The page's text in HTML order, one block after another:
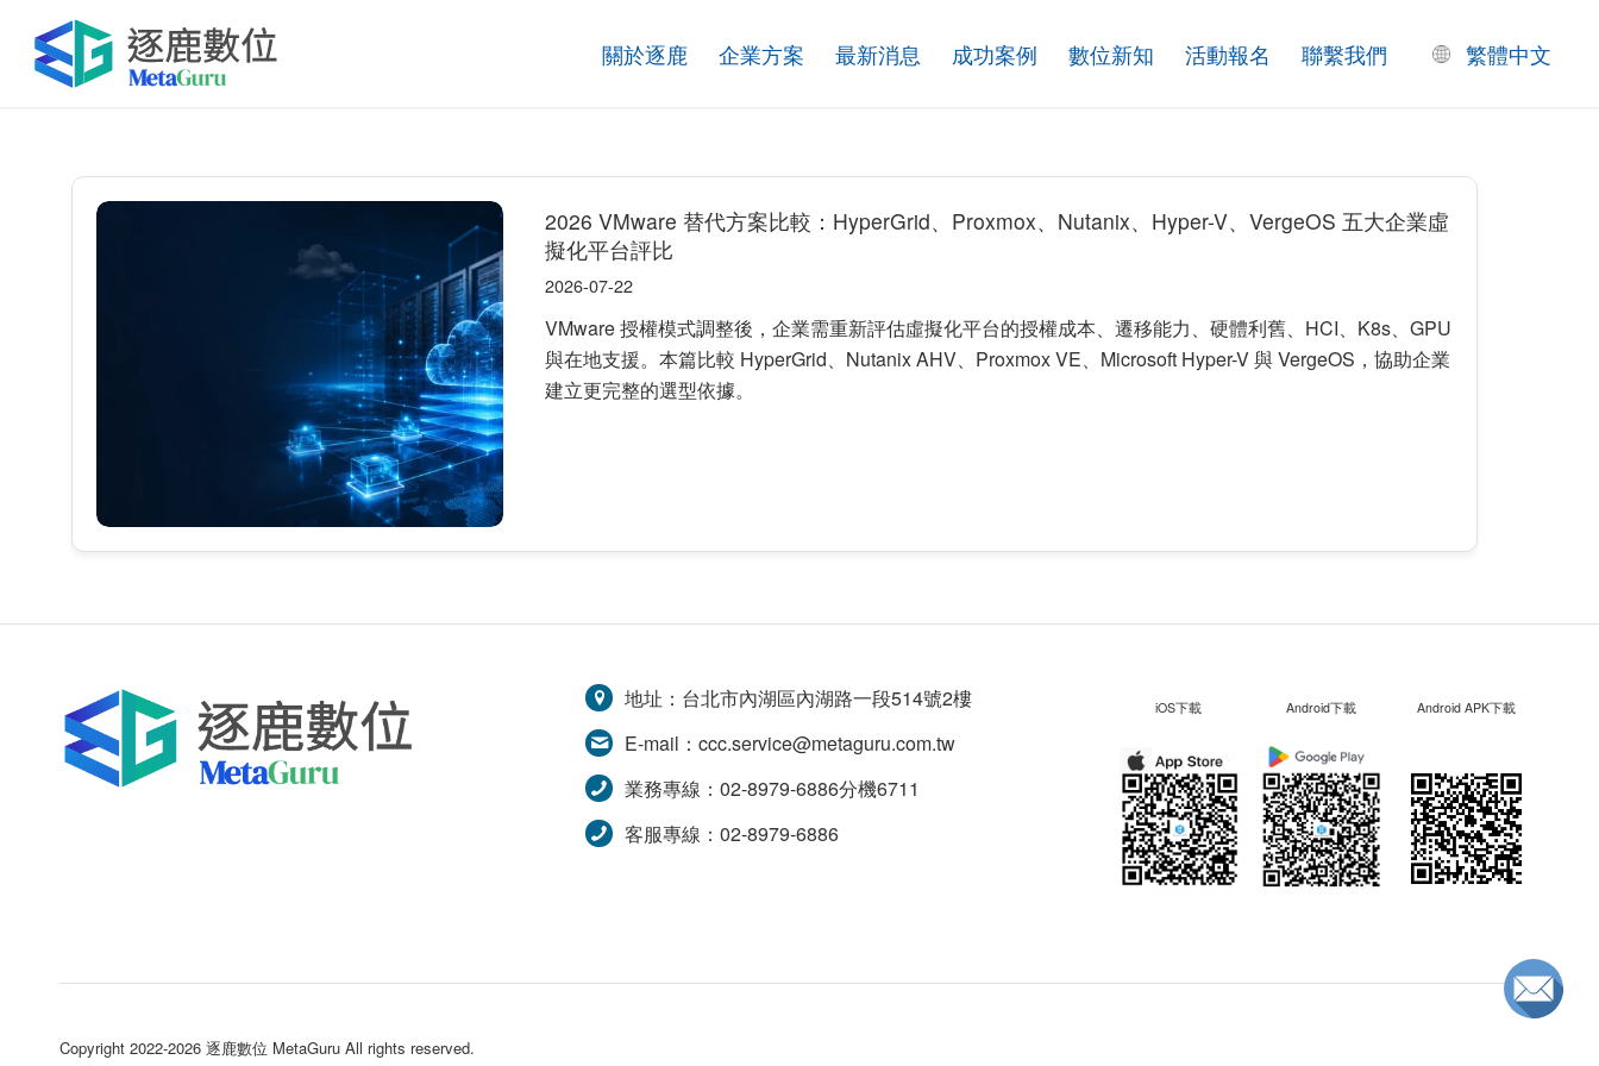
關於逐鹿 企業方案 最新消息 成功案例 數位新知 活動報名 聯繫我們 繁體中文
2026 VMware 替代方案比較：HyperGrid、Proxmox、Nutanix、Hyper-V、VergeOS 五大企業虛
擬化平台評比
2026-07-22
VMware 授權模式調整後，企業需重新評估虛擬化平台的授權成本、遷移能力、硬體利舊、HCI、K8s、GPU
與在地支援。本篇比較 HyperGrid、Nutanix AHV、Proxmox VE、Microsoft Hyper-V 與 VergeOS，協助企業
建立更完整的選型依據。
地址：台北市內湖區內湖路一段514號2樓
E-mail：ccc.service@metaguru.com.tw
業務專線：02-8979-6886分機6711
客服專線：02-8979-6886
iOS下載 Android下載 Android APK下載
Copyright 2022-2026 逐鹿數位 MetaGuru All rights reserved.